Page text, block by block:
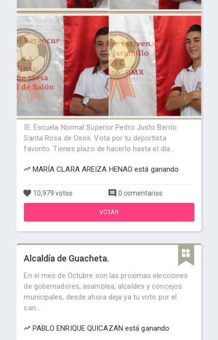
IE. Escuela Normal Superior Pedro Justo Berrío
Santa Rosa de Osos. Vota por tu deportista
favorito. Tienes plazo de hacerlo hasta el día...
MARÍA CLARA AREIZA HENAO está ganando
10,979 votos 0 comentarios
VOTAR
Alcaldía de Guacheta.
En el mes de Octubre son las proximas elecciones
de gobernadores, asamblea, alcaldes y concejos
municipales, desde ahora deja ya tu voto por el
can...
PABLO ENRIQUE QUICAZAN está ganando